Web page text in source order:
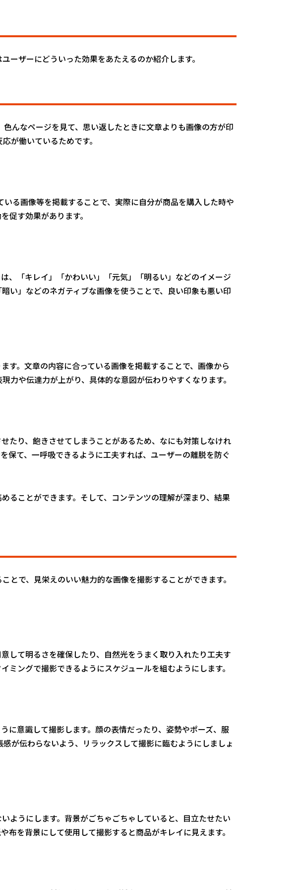
ーザーにどういった効果をあたえるのか紹介します。
んなページを見て、思い返したときに文章よりも画像の方が印
が働いているためです。
る画像等を掲載することで、実際に自分が商品を購入した時や
促す効果があります。
、「キレイ」「かわいい」「元気」「明るい」などのイメージ
い」などのネガティブな画像を使うことで、良い印象も悪い印
す。文章の内容に合っている画像を掲載することで、画像から
力や伝達力が上がり、具体的な意図が伝わりやすくなります。
たり、飽きさせてしまうことがあるため、なにも対策しなけれ
保て、一呼吸できるように工夫すれば、ユーザーの離脱を防ぐ
ることができます。そして、コンテンツの理解が深まり、結果
で、見栄えのいい魅力的な画像を撮影することができます。
して明るさを確保したり、自然光をうまく取り入れたり工夫す
ングで撮影できるようにスケジュールを組むようにします。
に意識して撮影します。顔の表情だったり、姿勢やポーズ、服
が伝わらないよう、リラックスして撮影に臨むようにしましょ
ようにします。背景がごちゃごちゃしていると、目立たせたい
を背景にして使用して撮影すると商品がキレイに見えます。